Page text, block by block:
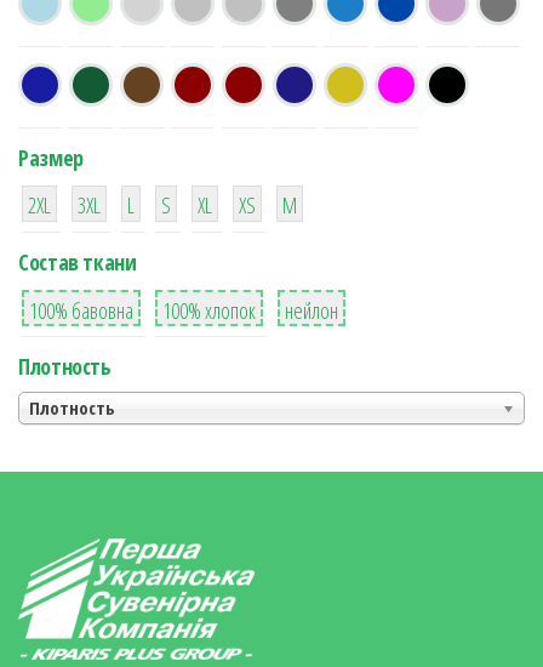
Размер
38
2XL
16
3XL
42
L
42
S
42
XL XS
М
Состав ткани
8
100% бавовна
36
100% хлопок
2
нейлон
Плотность
Плотность